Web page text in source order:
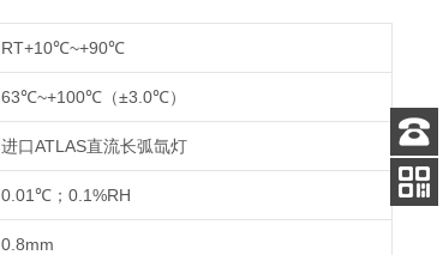
RT+10℃~+90℃
63℃~+100℃（±3.0℃）
进口ATLAS直流长弧氙灯
0.01℃；0.1%RH
0.8mm
客服
电话